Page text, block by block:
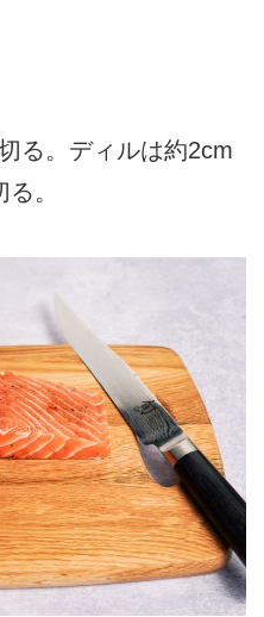
る。ディルは約2cm
。